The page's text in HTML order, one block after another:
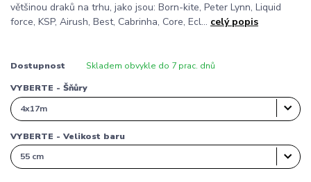
většinou draků na trhu, jako jsou: Born-kite, Peter Lynn, Liquid
force, KSP, Airush, Best, Cabrinha, Core, Ecl... celý popis
Dostupnost Skladem obvykle do 7 prac. dnů
VYBERTE - Šňůry
VYBERTE - Velikost baru